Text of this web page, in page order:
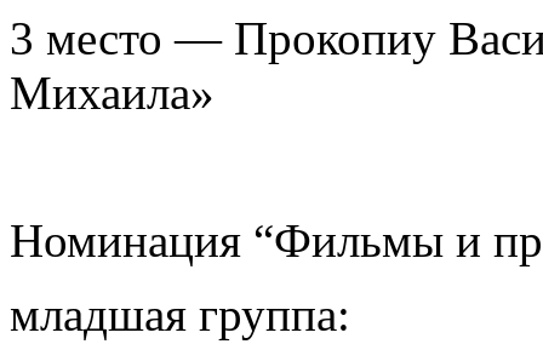
3 место — Прокопиу
Михаила»
Номинация “Фильмы и
младшая группа: